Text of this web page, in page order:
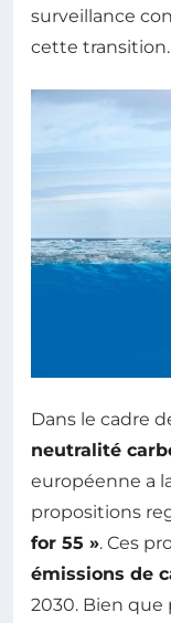
surveillance
cette transition.
Dans le cadre
neutralité
européenne a
propositions
for 55 ». Ces
émissions de
2030. Bien que